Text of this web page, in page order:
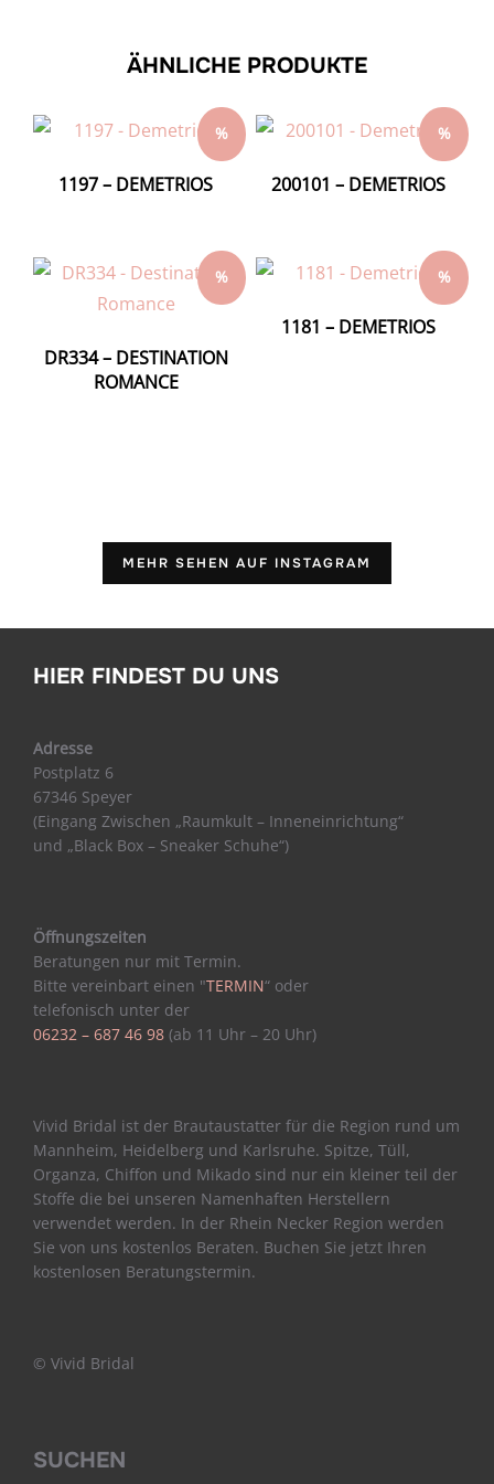
ÄHNLICHE PRODUKTE
%
1197 – DEMETRIOS
%
200101 – DEMETRIOS
%
DR334 – DESTINATION
ROMANCE
%
1181 – DEMETRIOS
MEHR SEHEN AUF INSTAGRAM
HIER FINDEST DU UNS
Adresse
Postplatz 6
67346 Speyer
(Eingang Zwischen „Raumkult – Inneneinrichtung“
und „Black Box – Sneaker Schuhe“)
Öffnungszeiten
Beratungen nur mit Termin.
Bitte vereinbart einen "TERMIN“ oder
telefonisch unter der
06232 – 687 46 98 (ab 11 Uhr – 20 Uhr)
Vivid Bridal ist der Brautaustatter für die Region rund um
Mannheim, Heidelberg und Karlsruhe. Spitze, Tüll,
Organza, Chiffon und Mikado sind nur ein kleiner teil der
Stoffe die bei unseren Namenhaften Herstellern
verwendet werden. In der Rhein Necker Region werden
Sie von uns kostenlos Beraten. Buchen Sie jetzt Ihren
kostenlosen Beratungstermin.
© Vivid Bridal
SUCHEN